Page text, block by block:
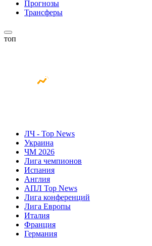
Прогнозы
Трансферы
топ
ЛЧ - Top News
Украина
ЧМ 2026
Лига чемпионов
Испания
Англия
АПЛ Top News
Лига конференций
Лига Европы
Италия
Франция
Германия